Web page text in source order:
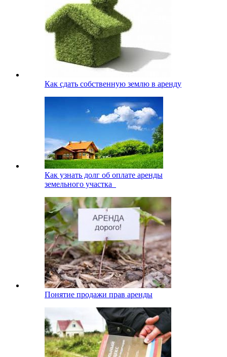
Как сдать собственную землю в аренду
Как узнать долг об оплате аренды
земельного участка
Понятие продажи прав аренды